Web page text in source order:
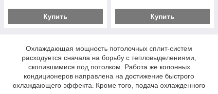
Купить Купить
Охлаждающая мощность потолочных сплит-систем
расходуется сначала на борьбу с тепловыделениями,
скопившимися под потолком. Работа же колонных
кондиционеров направлена на достижение быстрого
охлаждающего эффекта. Кроме того, подача охлажденного